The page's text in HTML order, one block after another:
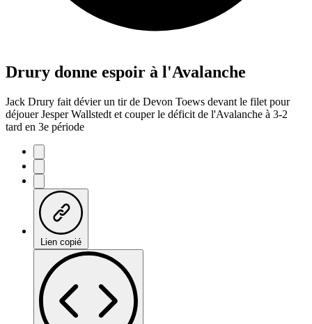
Drury donne espoir à l'Avalanche
Jack Drury fait dévier un tir de Devon Toews devant le filet pour
déjouer Jesper Wallstedt et couper le déficit de l'Avalanche à 3-2
tard en 3e période
Lien copié